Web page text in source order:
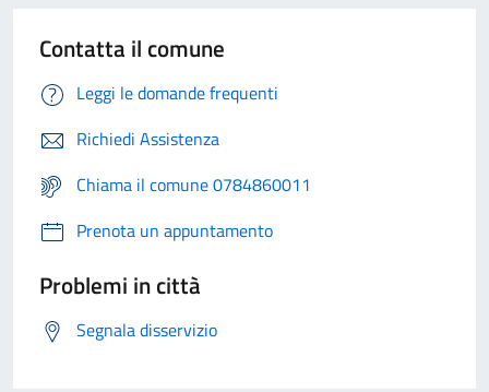
Contatta il comune
Leggi le domande frequenti
Richiedi Assistenza
Chiama il comune 0784860011
Prenota un appuntamento
Problemi in città
Segnala disservizio